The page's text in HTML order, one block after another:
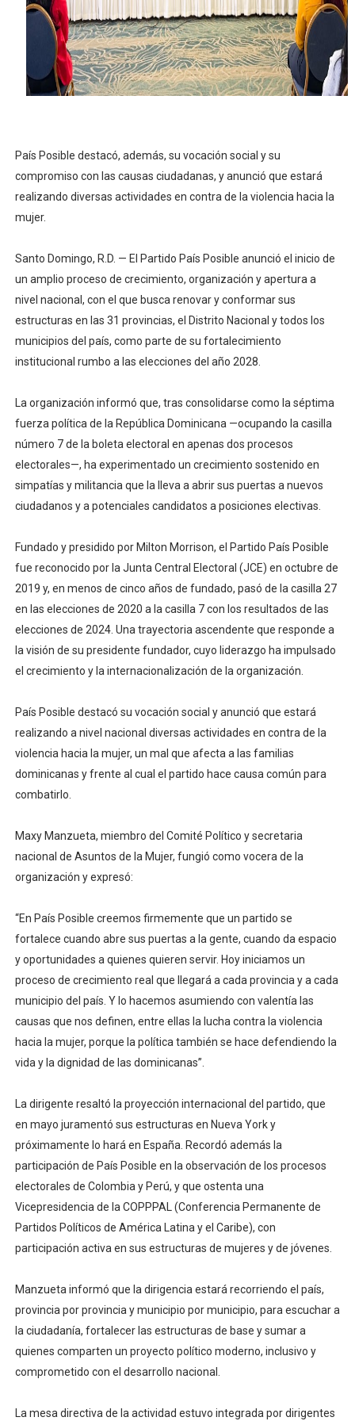
Restaurante Amigos es reconocido por sus cuatro
Banco Popular escala 17 posiciones en los mil
SNS y el SRSO actualizan Manual de Comunicación
DGPCF: 55 años sembrando desarrollo y
País Posible destacó, además, su vocación social y su
compromiso con las causas ciudadanas, y anunció que estará
realizando diversas actividades en contra de la violencia hacia la
mujer.
Santo Domingo, R.D. — El Partido País Posible anunció el inicio de
un amplio proceso de crecimiento, organización y apertura a
nivel nacional, con el que busca renovar y conformar sus
estructuras en las 31 provincias, el Distrito Nacional y todos los
municipios del país, como parte de su fortalecimiento
institucional rumbo a las elecciones del año 2028.
La organización informó que, tras consolidarse como la séptima
fuerza política de la República Dominicana —ocupando la casilla
número 7 de la boleta electoral en apenas dos procesos
electorales—, ha experimentado un crecimiento sostenido en
simpatías y militancia que la lleva a abrir sus puertas a nuevos
ciudadanos y a potenciales candidatos a posiciones electivas.
Fundado y presidido por Milton Morrison, el Partido País Posible
fue reconocido por la Junta Central Electoral (JCE) en octubre de
2019 y, en menos de cinco años de fundado, pasó de la casilla 27
en las elecciones de 2020 a la casilla 7 con los resultados de las
elecciones de 2024. Una trayectoria ascendente que responde a
la visión de su presidente fundador, cuyo liderazgo ha impulsado
el crecimiento y la internacionalización de la organización.
País Posible destacó su vocación social y anunció que estará
realizando a nivel nacional diversas actividades en contra de la
violencia hacia la mujer, un mal que afecta a las familias
dominicanas y frente al cual el partido hace causa común para
combatirlo.
Maxy Manzueta, miembro del Comité Político y secretaria
nacional de Asuntos de la Mujer, fungió como vocera de la
organización y expresó:
“En País Posible creemos firmemente que un partido se
fortalece cuando abre sus puertas a la gente, cuando da espacio
y oportunidades a quienes quieren servir. Hoy iniciamos un
proceso de crecimiento real que llegará a cada provincia y a cada
municipio del país. Y lo hacemos asumiendo con valentía las
causas que nos definen, entre ellas la lucha contra la violencia
hacia la mujer, porque la política también se hace defendiendo la
vida y la dignidad de las dominicanas”.
La dirigente resaltó la proyección internacional del partido, que
en mayo juramentó sus estructuras en Nueva York y
próximamente lo hará en España. Recordó además la
participación de País Posible en la observación de los procesos
electorales de Colombia y Perú, y que ostenta una
Vicepresidencia de la COPPPAL (Conferencia Permanente de
Partidos Políticos de América Latina y el Caribe), con
participación activa en sus estructuras de mujeres y de jóvenes.
Manzueta informó que la dirigencia estará recorriendo el país,
provincia por provincia y municipio por municipio, para escuchar a
la ciudadanía, fortalecer las estructuras de base y sumar a
quienes comparten un proyecto político moderno, inclusivo y
comprometido con el desarrollo nacional.
La mesa directiva de la actividad estuvo integrada por dirigentes